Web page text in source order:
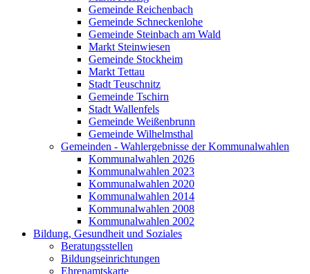
Gemeinde Reichenbach
Gemeinde Schneckenlohe
Gemeinde Steinbach am Wald
Markt Steinwiesen
Gemeinde Stockheim
Markt Tettau
Stadt Teuschnitz
Gemeinde Tschirn
Stadt Wallenfels
Gemeinde Weißenbrunn
Gemeinde Wilhelmsthal
Gemeinden - Wahlergebnisse der Kommunalwahlen
Kommunalwahlen 2026
Kommunalwahlen 2023
Kommunalwahlen 2020
Kommunalwahlen 2014
Kommunalwahlen 2008
Kommunalwahlen 2002
Bildung, Gesundheit und Soziales
Beratungsstellen
Bildungseinrichtungen
Ehrenamtskarte